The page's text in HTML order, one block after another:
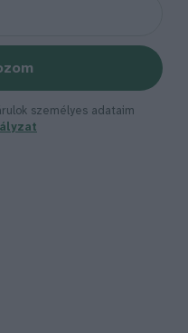
személyes adataim